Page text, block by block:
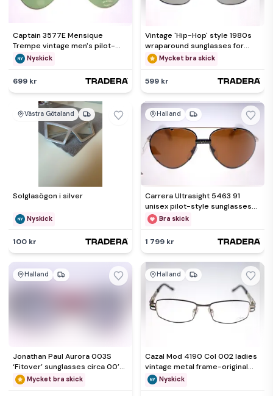
Captain 3577E Mensique
Trempe vintage men's pilot-
style sunglasses-NEW old
stock
Nyskick
699 kr
Vintage 'Hip-Hop' style 1980s
wraparound sunglasses for
men-Model 3594E-26g
Mycket bra skick
599 kr
Västra Götaland
Solglasögon i silver
Nyskick
100 kr
Halland
Carrera Ultrasight 5463 91
unisex pilot-style sunglasses-
NEW-circa 1980s-brown
Bra skick
1 799 kr
Halland
Jonathan Paul Aurora 003S
‘Fitover’ sunglasses circa 00’s
- NEW - Weight 30g
Mycket bra skick
Halland
Cazal Mod 4190 Col 002 ladies
vintage metal frame-original
clear lenses-1980s
Nyskick